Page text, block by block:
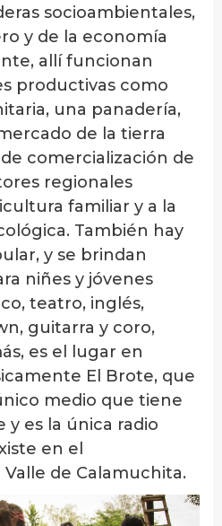
socioambientales,
y de la economía
allí funcionan
productivas como
una panadería,
de la tierra
comercialización de
regionales
familiar y a la
También hay
y se brindan
niñes y jóvenes
teatro, inglés,
guitarra y coro,
es el lugar en
El Brote, que
medio que tiene
y es la única radio
en el
de Calamuchita.